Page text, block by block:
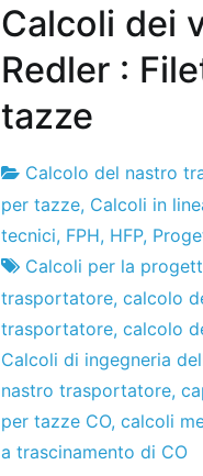
Calcoli dei
Redler :
tazze
Fabbrica
di
progetti
16
del
giugno
del
2021
Calcolo del nastro
per tazze, Calcoli in
tecnici, FPH, HFP,
Calcoli per la
trasportatore, calcolo
trasportatore, calcolo
Calcoli di ingegneria
nastro trasportatore,
per tazze CO, calcoli
a trascinamento di CO